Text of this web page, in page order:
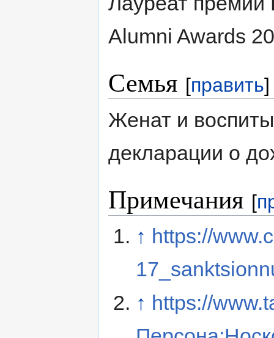
Alumni Awards
Семья [править]
Женат и
декларации о
Примечания [
↑ https://
↑ https://